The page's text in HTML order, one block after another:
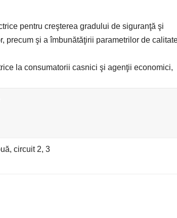
pentru creşterea gradului de siguranţă şi
precum şi a îmbunătăţirii parametrilor de
la consumatorii casnici şi agenţii economici,
circuit 2, 3